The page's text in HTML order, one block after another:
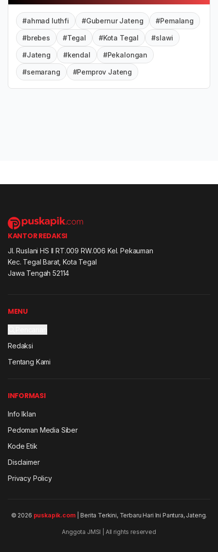
#ahmad luthfi #Gubernur Jateng #Pemalang
#brebes #Tegal #Kota Tegal #slawi
#Jateng #kendal #Pekalongan
#semarang #Pemprov Jateng
KANTOR REDAKSI
Jl. Ruslani HS II RT.009 RW.006 Kel. Pekauman
Kec. Tegal Barat, Kota Tegal
Jawa Tengah 52114
MENU
Redaksi
Tentang Kami
INFORMASI
Info Iklan
Pedoman Media Siber
Kode Etik
Disclaimer
Privacy Policy
© 2026 puskapik.com | Berita Terkini, Terbaru Hari Ini Pantura, Jateng.
Anggota JMSI | All rights reserved